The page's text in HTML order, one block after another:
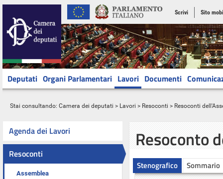
Scrivi Sito
Deputati Organi Parlamentari Lavori Documenti
Stai consultando: Camera dei deputati > Lavori > Resoconti > Resoconti
Agenda dei Lavori
Resoconti
Assemblea
Resoconto
Stenografico Sommario